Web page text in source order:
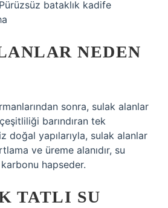
bataklık kadife
NEDEN
sonra, sulak alanlar
barındıran tek
doğal yapılarıyla, sulak alanlar
ve üreme alanıdır, su
hapseder.
TATLI SU